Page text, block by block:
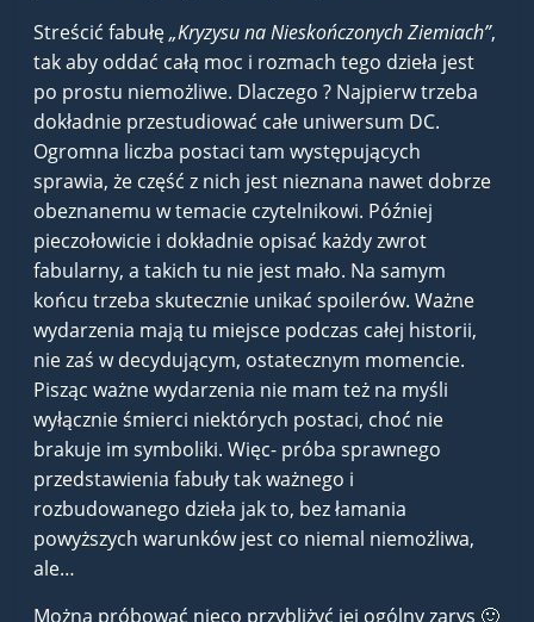
Streścić fabułę„Kryzysu na Nieskończonych Ziemiach”,
tak aby oddać całą moc i rozmach tego dzieła jest
po prostu niemożliwe. Dlaczego ? Najpierw trzeba
dokładnie przestudiować całe uniwersum DC.
Ogromna liczba postaci tam występujących
sprawia, że część z nich jest nieznana nawet dobrze
obeznanemu w temacie czytelnikowi. Później
pieczołowicie i dokładnie opisać każdy zwrot
fabularny, a takich tu nie jest mało. Na samym
końcu trzeba skutecznie unikać spoilerów. Ważne
wydarzenia mają tu miejsce podczas całej historii,
nie zaś w decydującym, ostatecznym momencie.
Pisząc ważne wydarzenia nie mam też na myśli
wyłącznie śmierci niektórych postaci, choć nie
brakuje im symboliki. Więc- próba sprawnego
przedstawienia fabuły tak ważnego i
rozbudowanego dzieła jak to, bez łamania
powyższych warunków jest co niemal niemożliwa,
ale…
Można próbować nieco przybliżyć jej ogólny zarys 🙂